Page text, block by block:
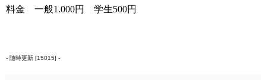
料金 一般1.000円 学生500円
- 随時更新 [15015] -